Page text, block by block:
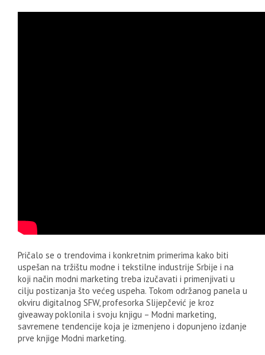
Pričalo se o trendovima i konkretnim primerima kako biti
uspešan na tržištu modne i tekstilne industrije Srbije i na
koji način modni marketing treba izučavati i primenjivati u
cilju postizanja što većeg uspeha. Tokom održanog panela u
okviru digitalnog SFW, profesorka Slijepčević je kroz
giveaway poklonila i svoju knjigu – Modni marketing,
savremene tendencije koja je izmenjeno i dopunjeno izdanje
prve knjige Modni marketing.